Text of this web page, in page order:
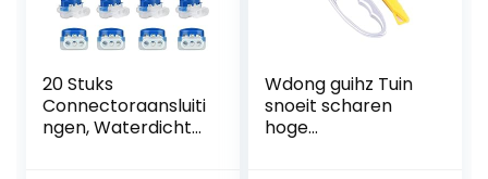
20 Stuks
Connectoraansluiti
ngen, Waterdichte
Wdong guihz Tuin
snoeit scharen
hoge